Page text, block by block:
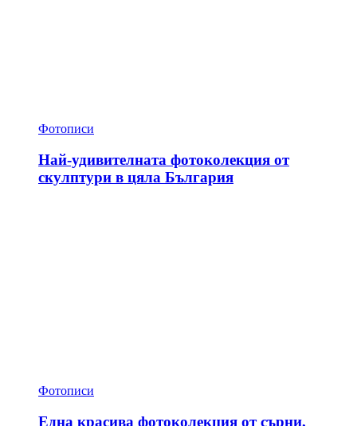
Фотописи
Най-удивителната фотоколекция от
скулптури в цяла България
Фотописи
Една красива фотоколекция от сърни,